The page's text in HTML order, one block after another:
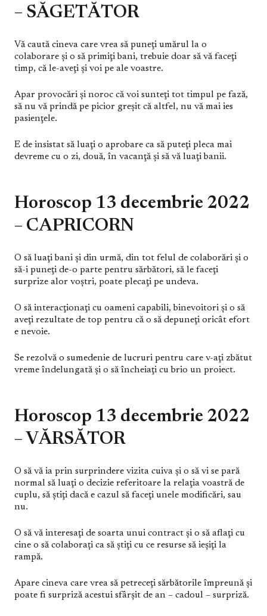
– SĂGETĂTOR
Vă caută cineva care vrea să puneţi umărul la o
colaborare şi o să primiţi bani, trebuie doar să vă faceţi
timp, că le-aveţi şi voi pe ale voastre.
Apar provocări şi noroc că voi sunteţi tot timpul pe fază,
să nu vă prindă pe picior greşit că altfel, nu vă mai ies
pasienţele.
E de insistat să luaţi o aprobare ca să puteţi pleca mai
devreme cu o zi, două, în vacanţă şi să vă luaţi banii.
Horoscop 13 decembrie 2022
– CAPRICORN
O să luaţi bani şi din urmă, din tot felul de colaborări şi o
să-i puneţi de-o parte pentru sărbători, să le faceţi
surprize alor voştri, poate plecaţi pe undeva.
O să interacţionaţi cu oameni capabili, binevoitori şi o să
aveţi rezultate de top pentru că o să depuneţi oricât efort
e nevoie.
Se rezolvă o sumedenie de lucruri pentru care v-aţi zbătut
vreme îndelungată şi o să încheiaţi cu brio un proiect.
Horoscop 13 decembrie 2022
– VĂRSĂTOR
O să vă ia prin surprindere vizita cuiva şi o să vi se pară
normal să luaţi o decizie referitoare la relaţia voastră de
cuplu, să ştiţi dacă e cazul să faceţi unele modificări, sau
nu.
O să vă interesaţi de soarta unui contract şi o să aflaţi cu
cine o să colaborați ca să ştiţi cu ce resurse să ieşiţi la
rampă.
Apare cineva care vrea să petreceţi sărbătorile împreună şi
poate fi surpriză acestui sfârşit de an – cadoul – surpriză.